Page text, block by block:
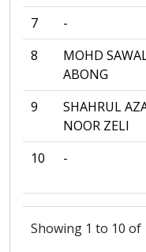
7
-
8
MOHD
ABONG
9
SHAHRUL
NOOR ZELI
10 -
Showing 1 to 10 of